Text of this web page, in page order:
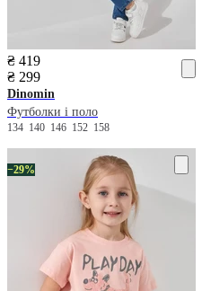
₴ 419
₴ 299
Dinomin
Футболки і поло
134 140 146 152 158
−29%